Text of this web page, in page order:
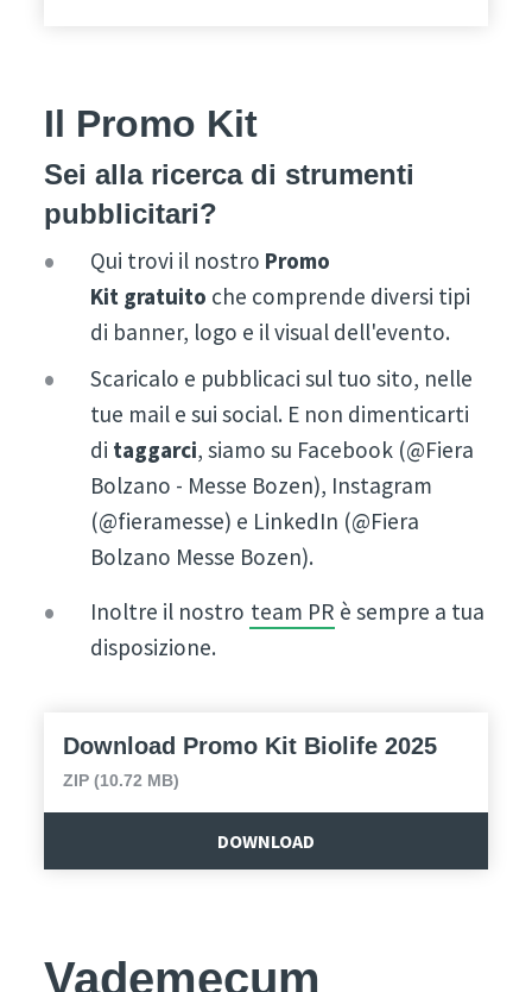
Il Promo Kit
Sei alla ricerca di strumenti
pubblicitari?
Qui trovi il nostro Promo
Kit gratuito che comprende diversi tipi
di banner, logo e il visual dell'evento.
Scaricalo e pubblicaci sul tuo sito, nelle
tue mail e sui social. E non dimenticarti
di taggarci, siamo su Facebook (@Fiera
Bolzano - Messe Bozen), Instagram
(@fieramesse) e LinkedIn (@Fiera
Bolzano Messe Bozen).
Inoltre il nostro team PR è sempre a tua
disposizione.
Download Promo Kit Biolife 2025
ZIP (10.72 MB)
DOWNLOAD
Vademecum